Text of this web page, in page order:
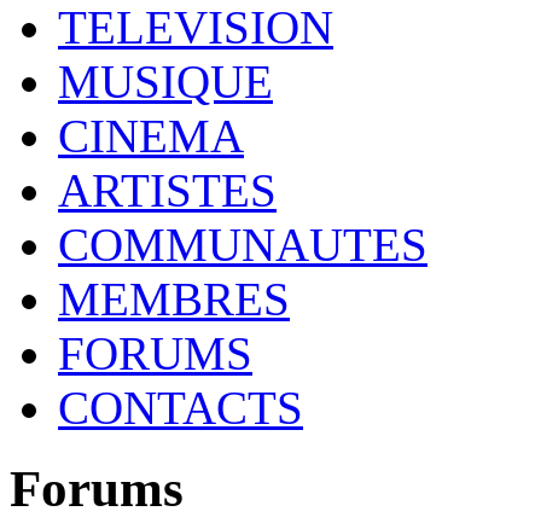
TELEVISION
MUSIQUE
CINEMA
ARTISTES
COMMUNAUTES
MEMBRES
FORUMS
CONTACTS
Forums